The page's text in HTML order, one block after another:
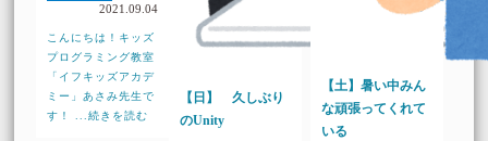
2021.09.04
こんにちは！キッズ
プログラミング教室
「イフキッズアカデ
ミー」あさみ先生で
す！ ...続きを読む
【日】 久しぶり
のUnity
【土】暑い中みん
な頑張ってくれて
いる